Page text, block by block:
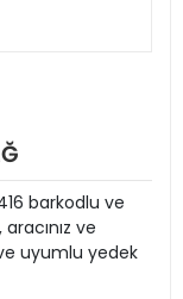
barkodlu ve
ve
uyumlu yedek